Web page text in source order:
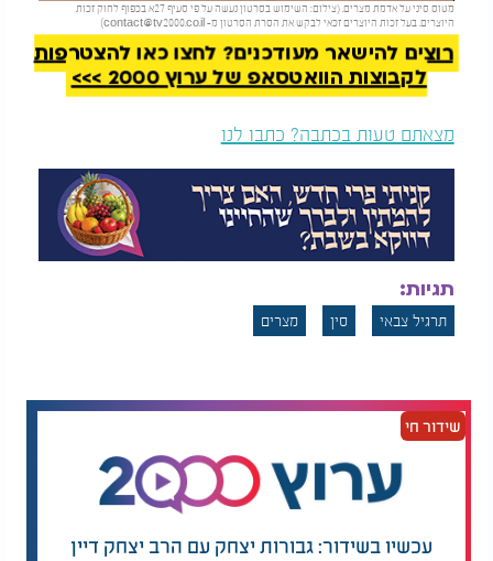
Video
מטוס סיני על אדמת מצרים. (צילום: השימוש בסרטון נעשה על פי סעיף 27א בכפוף לחוק זכות
היוצרים. בעל זכות היוצרים זכאי לבקש את הסרת הסרטון מ- contact@tv2000.co.il
)
רוצים להישאר מעודכנים? לחצו כאן להצטרפות
לקבוצות הוואטסאפ של ערוץ 2000 >>>
מצאתם טעות בכתבה? כתבו לנו
תגיות:
תרגיל צבאי סין מצרים
שידור חי
עכשיו בשידור: גבורות יצחק עם הרב יצחק דיין